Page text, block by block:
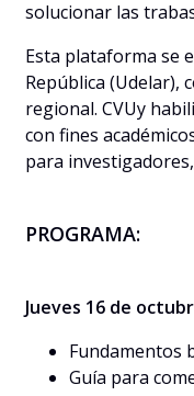
solucionar las
Esta plataforma se
República (Udelar),
regional. CVUy
con fines
para
PROGRAMA:
Jueves 16 de
Fundamentos
Guía para